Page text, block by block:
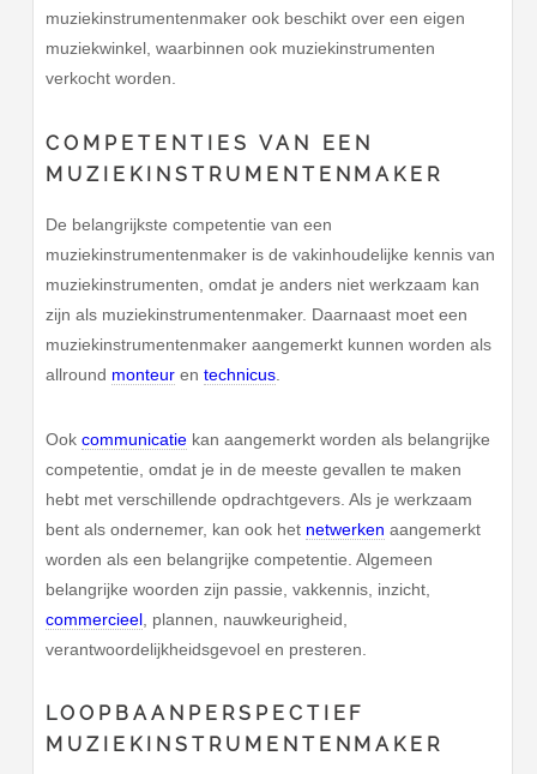
muziekinstrumentenmaker ook beschikt over een eigen
muziekwinkel, waarbinnen ook muziekinstrumenten
verkocht worden.
COMPETENTIES VAN EEN
MUZIEKINSTRUMENTENMAKER
De belangrijkste competentie van een
muziekinstrumentenmaker is de vakinhoudelijke kennis van
muziekinstrumenten, omdat je anders niet werkzaam kan
zijn als muziekinstrumentenmaker. Daarnaast moet een
muziekinstrumentenmaker aangemerkt kunnen worden als
allround monteur entechnicus
Ookcommunicatie kan aangemerkt worden als belangrijke
competentie, omdat je in de meeste gevallen te maken
hebt met verschillende opdrachtgevers. Als je werkzaam
bent als ondernemer, kan ook het netwerken aangemerkt
worden als een belangrijke competentie. Algemeen
belangrijke woorden zijn passie, vakkennis, inzicht,
commercieel , plannen, nauwkeurigheid,
verantwoordelijkheidsgevoel en presteren.
LOOPBAANPERSPECTIEF
MUZIEKINSTRUMENTENMAKER